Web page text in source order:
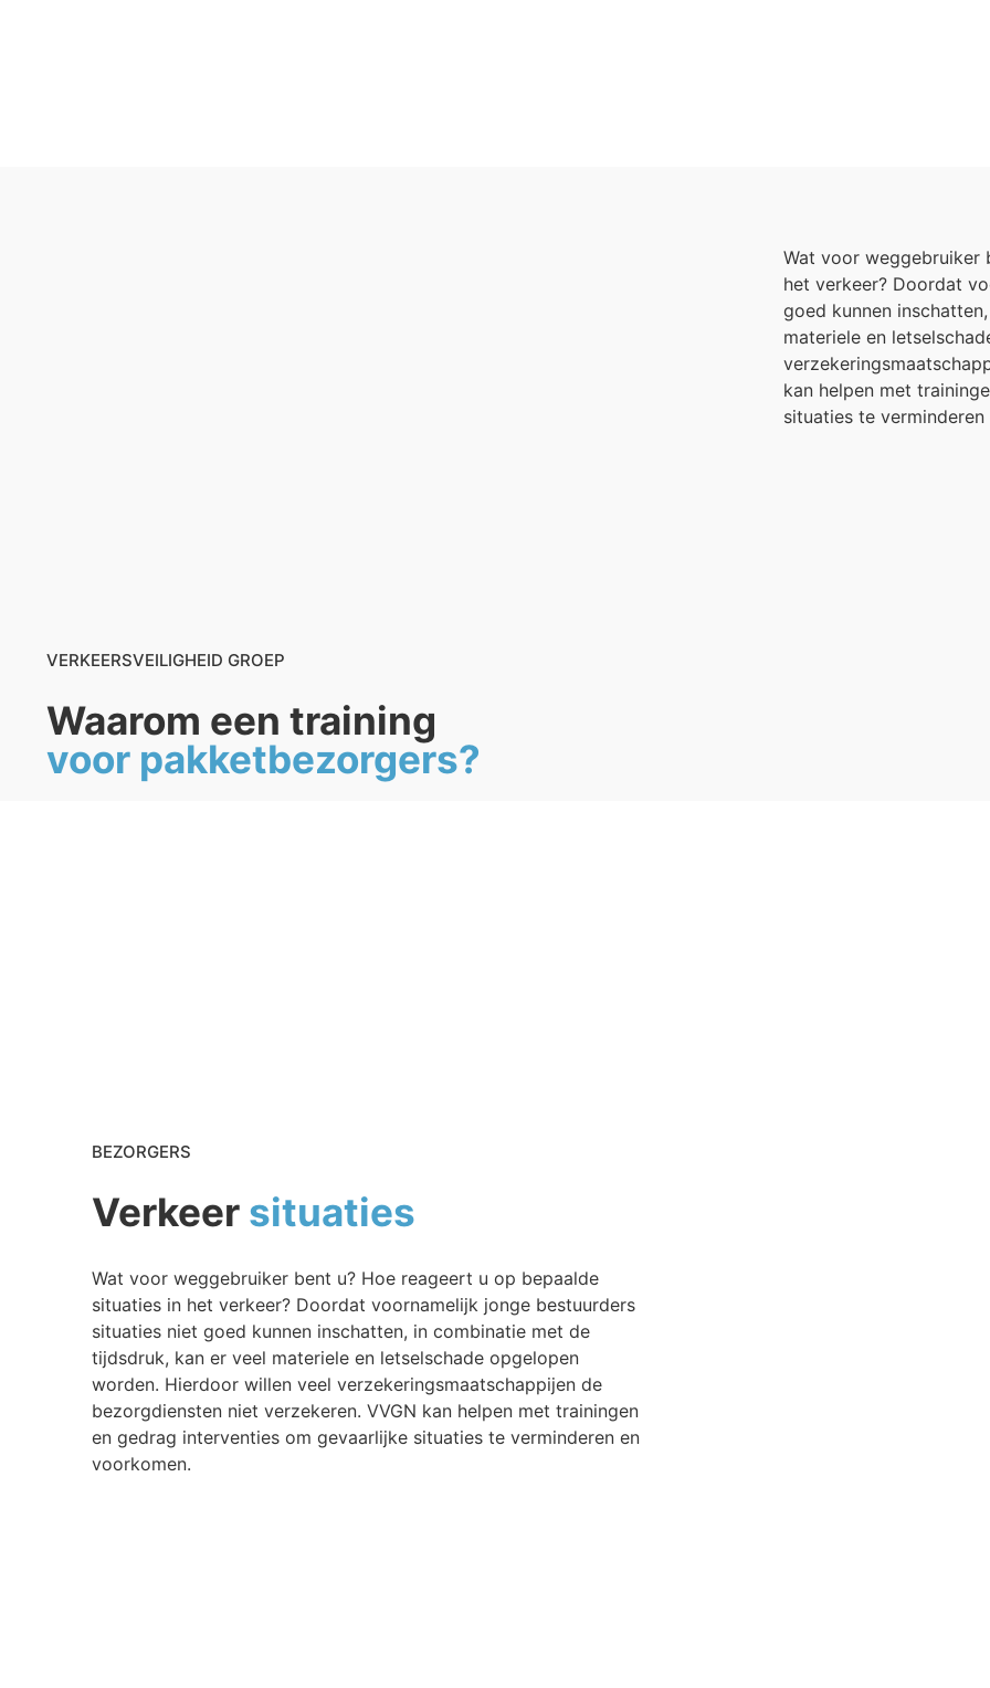
VERKEERSVEILIGHEID GROEP
Waarom een training
voor pakketbezorgers?
Wat voor weggebruiker
het verkeer? Doordat
goed kunnen
materiele en
kan helpen met
situaties te
BEZORGERS
Verkeer situaties
Wat voor weggebruiker bent u? Hoe reageert u op bepaalde
situaties in het verkeer? Doordat voornamelijk jonge bestuurders
situaties niet goed kunnen inschatten, in combinatie met de
tijdsdruk, kan er veel materiele en letselschade opgelopen
worden. Hierdoor willen veel verzekeringsmaatschappijen de
bezorgdiensten niet verzekeren. VVGN kan helpen met trainingen
en gedrag interventies om gevaarlijke situaties te verminderen en
voorkomen.